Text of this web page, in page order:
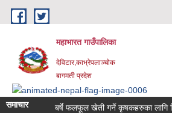
Skip to main content
महाभारत गाउँपालिका
देविटार,काभ्रेपलाञ्चोक
बागमती प्रदेश
समाचार बर्षे फलफूल खेती गर्ने कृषकहरुका लागि